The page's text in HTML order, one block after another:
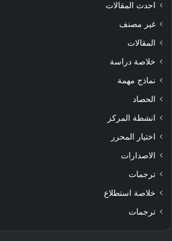
احدث المقالات
غير مصنف
المقالات
خلاصة دراسة
نماذج مهمة
الحصاد
انشطة المركز
اختيار المحرر
الاصدارات
ترجمات
خلاصة استطلاع
ترجمات